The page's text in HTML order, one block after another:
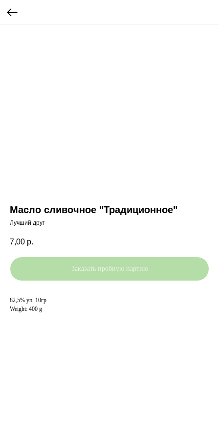
Масло сливочное "Традиционное"
Лучший друг
7,00 р.
Заказать пробную партию
82,5% уп. 10гр
Weight: 400 g